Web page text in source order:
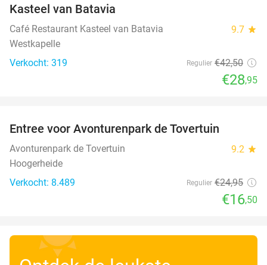
Kasteel van Batavia
Café Restaurant Kasteel van Batavia 9.7 star
Westkapelle
Verkocht: 319
Regulier €42,50
€28,95
Entree voor Avonturenpark de Tovertuin
Avonturenpark de Tovertuin 9.2 star
Hoogerheide
Verkocht: 8.489
Regulier €24,95
€16,50